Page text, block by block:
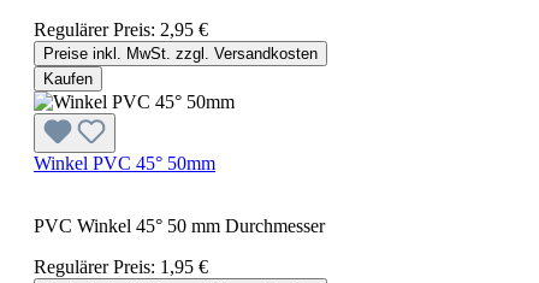
Regulärer Preis: 2,95 €
Preise inkl. MwSt. zzgl. Versandkosten
Kaufen
Winkel PVC 45° 50mm
PVC Winkel 45° 50 mm Durchmesser
Regulärer Preis: 1,95 €